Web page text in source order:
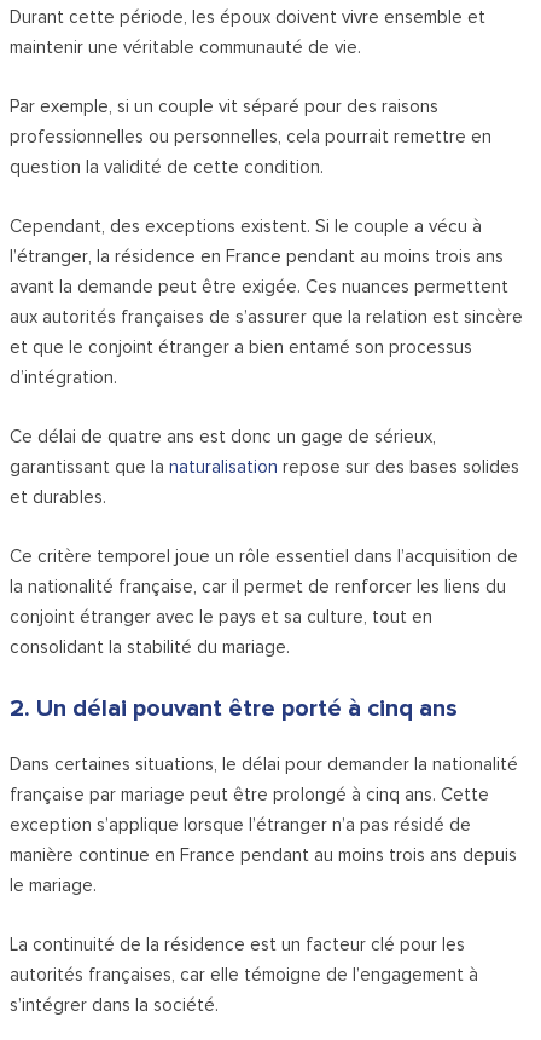
Durant cette période, les époux doivent vivre ensemble et
maintenir une véritable communauté de vie.
Par exemple, si un couple vit séparé pour des raisons
professionnelles ou personnelles, cela pourrait remettre en
question la validité de cette condition.
Cependant, des exceptions existent. Si le couple a vécu à
l’étranger, la résidence en France pendant au moins trois ans
avant la demande peut être exigée. Ces nuances permettent
aux autorités françaises de s’assurer que la relation est sincère
et que le conjoint étranger a bien entamé son processus
d’intégration.
Ce délai de quatre ans est donc un gage de sérieux,
garantissant que lanaturalisation repose sur des bases solides
et durables.
Ce critère temporel joue un rôle essentiel dans l’acquisition de
la nationalité française, car il permet de renforcer les liens du
conjoint étranger avec le pays et sa culture, tout en
consolidant la stabilité du mariage.
2. Un délai pouvant être porté à cinq ans
Dans certaines situations, le délai pour demander la nationalité
française par mariage peut être prolongé à cinq ans. Cette
exception s’applique lorsque l’étranger n’a pas résidé de
manière continue en France pendant au moins trois ans depuis
le mariage.
La continuité de la résidence est un facteur clé pour les
autorités françaises, car elle témoigne de l’engagement à
s’intégrer dans la société.